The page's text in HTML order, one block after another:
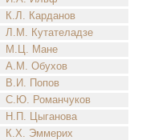
К.Л. Карданов
Л.М. Кутателадзе
М.Ц. Мане
А.М. Обухов
В.И. Попов
С.Ю. Романчуков
Н.П. Цыганова
К.Х. Эммерих